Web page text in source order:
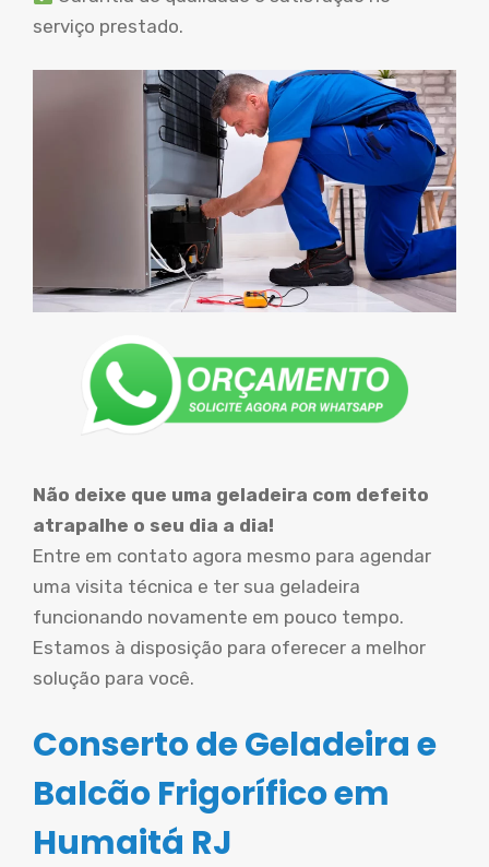
serviço prestado.
Não deixe que uma geladeira com defeito
atrapalhe o seu dia a dia!
Entre em contato agora mesmo para agendar
uma visita técnica e ter sua geladeira
funcionando novamente em pouco tempo.
Estamos à disposição para oferecer a melhor
solução para você.
Conserto de Geladeira e
Balcão Frigorífico em
Humaitá RJ